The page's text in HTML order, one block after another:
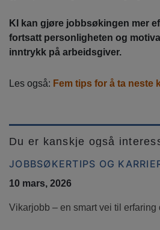
KI kan gjøre jobbsøkingen mer
fortsatt personligheten og
inntrykk på arbeidsgiver.
Les også: Fem tips for å ta neste
Du er kanskje også
JOBBSØKERTIPS OG
10 mars, 2026
Vikarjobb – en smart vei til